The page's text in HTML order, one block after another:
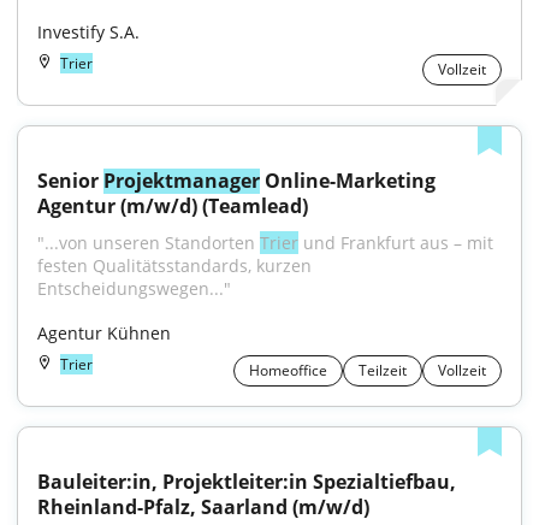
Investify S.A.
Trier Vollzeit
Senior Projektmanager Online-Marketing
Agentur (m/w/d) (Teamlead)
"...von unseren Standorten Trier und Frankfurt aus – mit
festen Qualitätsstandards, kurzen
Entscheidungswegen..."
Agentur Kühnen
Trier Homeoffice Teilzeit Vollzeit
Bauleiter:in, Projektleiter:in Spezialtiefbau,
Rheinland-Pfalz, Saarland (m/w/d)